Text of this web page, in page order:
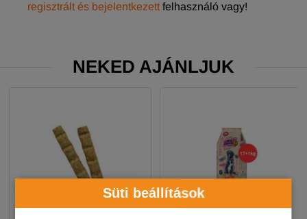
Süti beállítások
regisztrált és bejelentkezett felhasználó vagy!
NEKED AJÁNLJUK